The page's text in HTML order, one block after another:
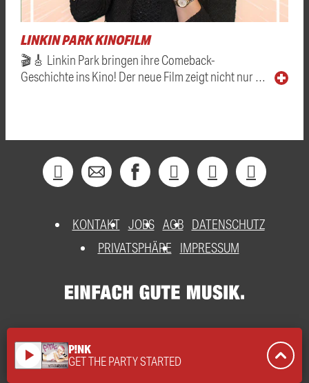
LINKIN PARK KINOFILM
🎬🎸 Linkin Park bringen ihre Comeback-
Geschichte ins Kino! Der neue Film zeigt nicht nur …
KONTAKT JOBS AGB DATENSCHUTZ
PRIVATSPHÄRE
IMPRESSUM
play_arrow P!NK
GET THE PARTY STARTED